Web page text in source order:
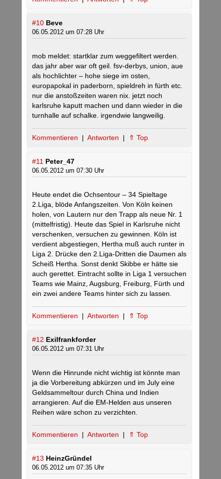
#10 Beve
06.05.2012 um 07:28 Uhr
mob meldet: startklar zum weggefiltert werden.
das jahr aber war oft geil. fsv-derbys, union, aue
als hochlichter – hohe siege im osten,
europapokal in paderborn, spieldreh in fürth etc.
nur die anstoßzeiten waren nix. jetzt noch
karlsruhe kaputt machen und dann wieder in die
turnhalle auf schalke. irgendwie langweilig.
Kommentieren | Antworten | ⇑ Top
#11 Peter_47
06.05.2012 um 07:30 Uhr
Heute endet die Ochsentour – 34 Spieltage
2.Liga, blöde Anfangszeiten. Von Köln keinen
holen, von Lautern nur den Trapp als neue Nr. 1
(mittelfristig). Heute das Spiel in Karlsruhe nicht
verschenken, versuchen zu gewinnen. Köln ist
verdient abgestiegen, Hertha muß auch runter in
Liga 2. Drücke den 2.Liga-Dritten die Daumen als
Scheiß Hertha. Sonst denkt Skibbe er hätte sie
auch gerettet. Eintracht sollte in Liga 1 versuchen
Teams wie Mainz, Augsburg, Freiburg, Fürth und
ein zwei andere Teams hinter sich zu lassen.
Kommentieren | Antworten | ⇑ Top
#12 Exilfrankforder
06.05.2012 um 07:31 Uhr
Wenn die Hinrunde nicht wichtig ist könnte man
ja die Vorbereitung abkürzen und im July eine
Geldsammeltour durch China und Indien
arrangieren. Auf die EM-Helden aus unseren
Reihen wäre schon zu verzichten.
Kommentieren | Antworten | ⇑ Top
#13 HeinzGründel
06.05.2012 um 07:35 Uhr